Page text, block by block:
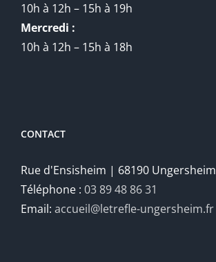
10h à 12h – 15h à 19h
Mercredi :
10h à 12h – 15h à 18h
CONTACT
Rue d'Ensisheim | 68190 Ungersheim
Téléphone : 03 89 48 86 31
Email: accueil@letrefle-ungersheim.fr